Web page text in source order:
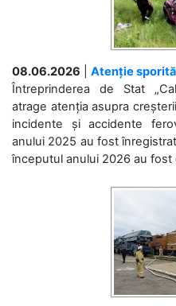
08.06.2026
Atenție
Întreprinderea de Stat
atrage atenția asupra
incidente și accidente
anului 2025 au fost
începutul anului 2026 au fost